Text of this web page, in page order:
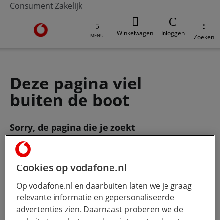
Consument Zakelijk
Ga naar de Vodafone homepage
MENU Winkelwagen Inloggen Zoeken
Deze pagina viel
buiten de boot
Sorry, de pagina die je zoekt
bestaat
niet meer. Gebruik de zoekbalk
om je vraag te stellen.
Wat wil je weten?Hoe meer jij
typt, hoe beter onze Ai werkt.
Cookies op vodafone.nl
Op vodafone.nl en daarbuiten laten we je graag
relevante informatie en gepersonaliseerde
advertenties zien. Daarnaast proberen we de